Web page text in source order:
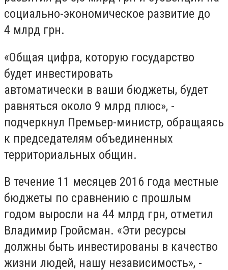
социально-экономическое развитие до
4 млрд грн.
«Общая цифра, которую государство
будет инвестировать
автоматически в ваши бюджеты, будет
равняться около 9 млрд плюс», -
подчеркнул Премьер-министр, обращаясь
к председателям объединенных
территориальных общин.
В течение 11 месяцев 2016 года местные
бюджеты по сравнению с прошлым
годом выросли на 44 млрд грн, отметил
Владимир Гройсман. «Эти ресурсы
должны быть инвестированы в качество
жизни людей, нашу независимость», -